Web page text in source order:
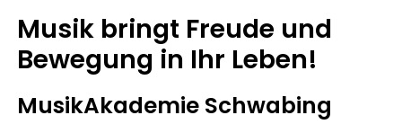
Musik bringt Freude und
Bewegung in Ihr Leben!
MusikAkademie Schwabing